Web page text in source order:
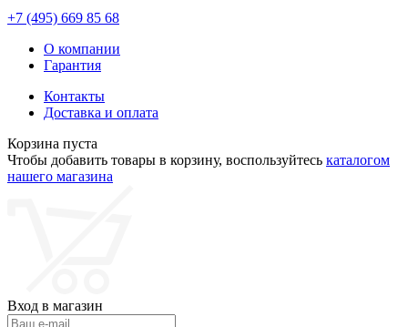
+7 (495) 669 85 68
О компании
Гарантия
Контакты
Доставка и оплата
Корзина пуста
Чтобы добавить товары в корзину, воспользуйтесь каталогом
нашего магазина
Вход в магазин